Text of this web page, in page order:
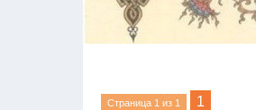
Страница 1 из 1 1